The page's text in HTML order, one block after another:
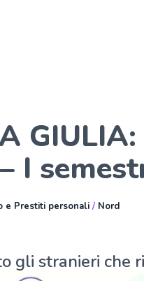
I
e Prestiti personali / Nord
gli stranieri che